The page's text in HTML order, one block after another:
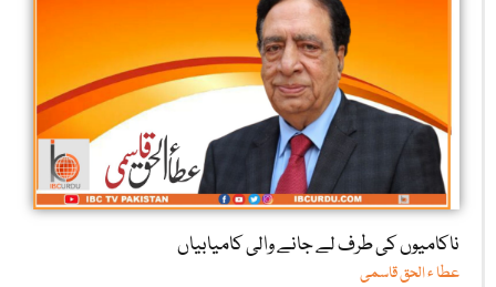
ناکامیوں کی طرف لے جانے والی کامیابیاں
عطا ء الحق قاسمی